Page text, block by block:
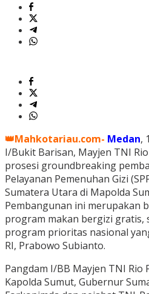
👑Mahkotariau.com- Medan,
I/Bukit Barisan, Mayjen TNI
prosesi groundbreaking
Pelayanan Pemenuhan Gizi
Sumatera Utara di Mapolda
Pembangunan ini merupakan
program makan bergizi gratis,
program prioritas nasional
RI, Prabowo Subianto.
Pangdam I/BB Mayjen TNI Rio
Kapolda Sumut, Gubernur